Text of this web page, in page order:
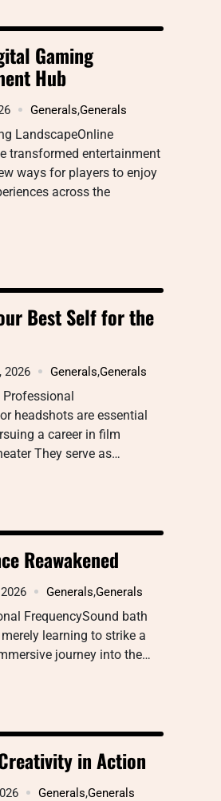
Gaming
Hub
Generals,Generals
LandscapeOnline
transformed entertainment
ways for players to enjoy
across the
Best Self for the
2026 Generals,Generals
headshots are essential
a career in film
They serve as…
Reawakened
Generals,Generals
FrequencySound bath
learning to strike a
journey into the…
in Action
Generals,Generals